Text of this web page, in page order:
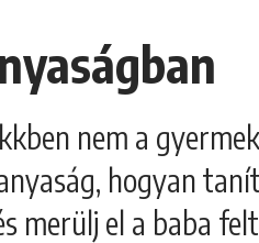
nem a
hogyan
merülj el a baba